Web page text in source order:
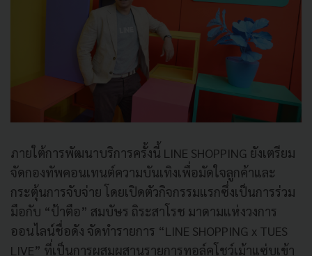
ภายใต้การพัฒนาบริการครั้งนี้ LINE SHOPPING ยังเตรียม
จัดกองทัพคอนเทนต์ความบันเทิงเพื่อมัดใจลูกค้าและ
กระตุ้นการจับจ่าย โดยเปิดตัวกิจกรรมแรกซึ่งเป็นการร่วม
มือกับ “ป้าตือ” สมบัษร ถิระสาโรช มาดามแห่งวงการ
ออนไลน์ชื่อดัง จัดทำรายการ “LINE SHOPPING x TUES
LIVE” ที่เป็นการผสมผสานรายการทอล์คโชว์เม้าแซ่บเข้า